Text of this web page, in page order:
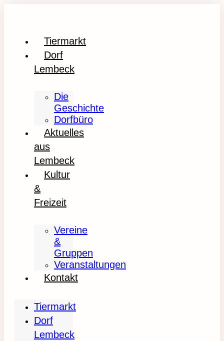
Tiermarkt
Dorf
Lembeck
Die
Geschichte
Dorfbüro
Aktuelles
aus
Lembeck
Kultur
&
Freizeit
Vereine
&
Gruppen
Veranstaltungen
Kontakt
Tiermarkt
Dorf
Lembeck